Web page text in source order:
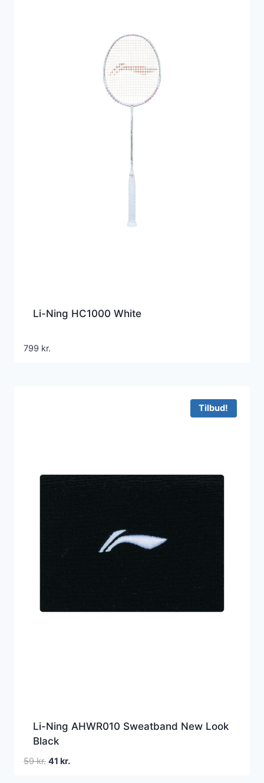
Li-Ning HC1000 White
799 kr.
Tilbud!
Li-Ning AHWR010 Sweatband New Look
Black
59kr. Den
41 kr.Den